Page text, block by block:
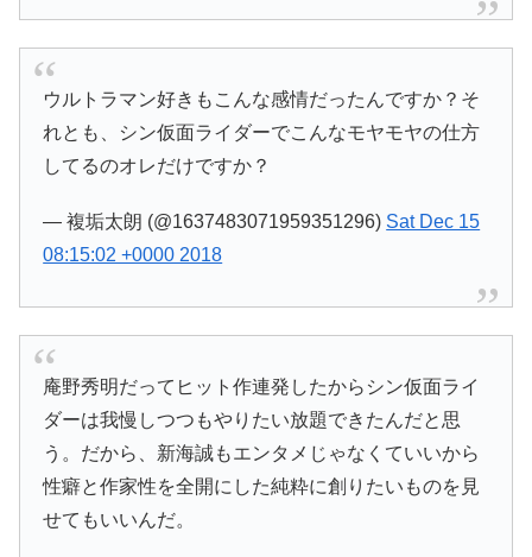
ウルトラマン好きもこんな感情だったんですか？そ
れとも、シン仮面ライダーでこんなモヤモヤの仕方
してるのオレだけですか？
— 複垢太朗 (@1637483071959351296) Sat Dec 15
08:15:02 +0000 2018
庵野秀明だってヒット作連発したからシン仮面ライ
ダーは我慢しつつもやりたい放題できたんだと思
う。だから、新海誠もエンタメじゃなくていいから
性癖と作家性を全開にした純粋に創りたいものを見
せてもいいんだ。